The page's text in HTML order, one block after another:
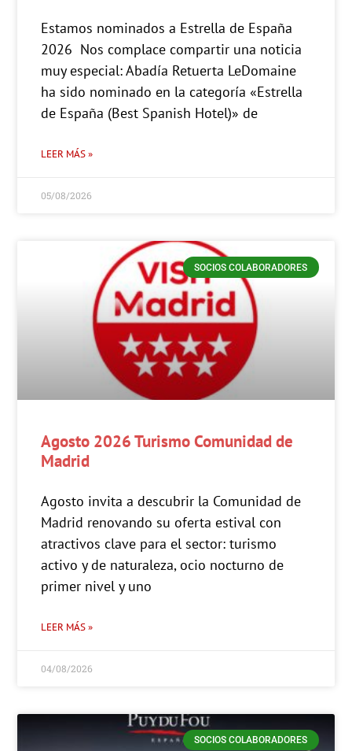
Estamos nominados a Estrella de España
2026 Nos complace compartir una noticia
muy especial: Abadía Retuerta LeDomaine
ha sido nominado en la categoría «Estrella
de España (Best Spanish Hotel)» de
LEER MÁS »
05/08/2026
SOCIOS COLABORADORES
Agosto 2026 Turismo Comunidad de
Madrid
Agosto invita a descubrir la Comunidad de
Madrid renovando su oferta estival con
atractivos clave para el sector: turismo
activo y de naturaleza, ocio nocturno de
primer nivel y uno
LEER MÁS »
04/08/2026
SOCIOS COLABORADORES